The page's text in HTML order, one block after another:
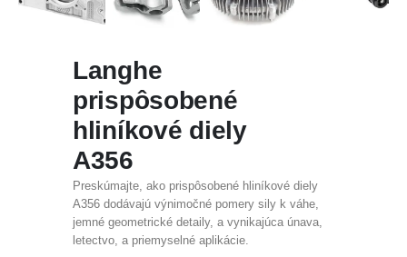
Langhe
prispôsobené
hliníkové diely
A356
Preskúmajte, ako prispôsobené hliníkové diely
A356 dodávajú výnimočné pomery sily k váhe,
jemné geometrické detaily, a vynikajúca únava,
letectvo, a priemyselné aplikácie.